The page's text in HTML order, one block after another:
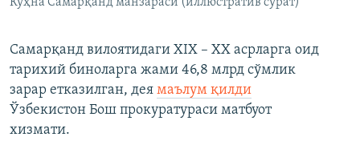
Самарқанд вилоятидаги XIX – XX асрларга оид
тарихий биноларга жами 46,8 млрд сўмлик
зарар етказилган, дея маълум қилди
Ўзбекистон Бош прокуратураси матбуот
хизмати.